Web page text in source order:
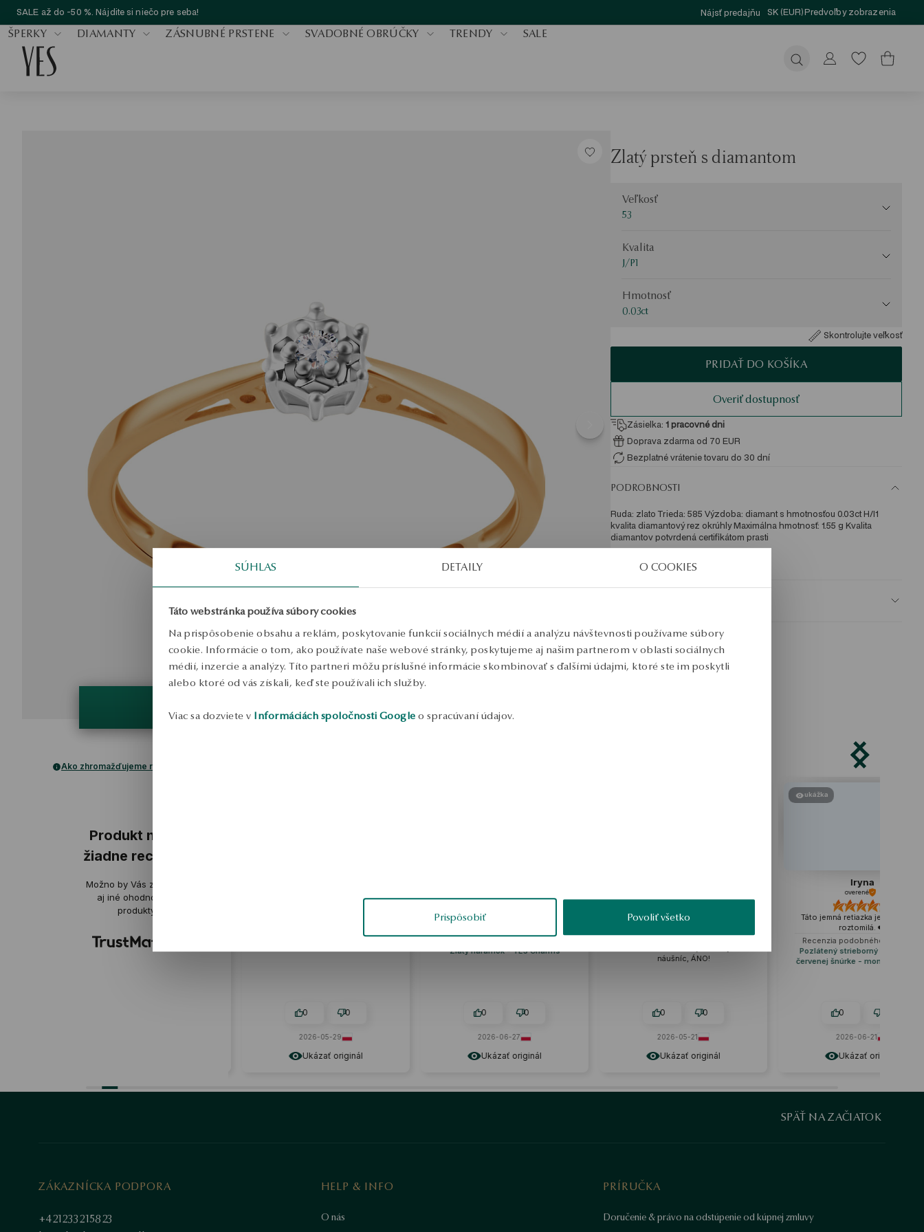
SÚHLAS DETAILY O COOKIES
Táto webstránka používa súbory cookies
Na prispôsobenie obsahu a reklám, poskytovanie funkcií sociálnych médií a analýzu návštevnosti používame súbory
cookie. Informácie o tom, ako používate naše webové stránky, poskytujeme aj našim partnerom v oblasti sociálnych
médií, inzercie a analýzy. Títo partneri môžu príslušné informácie skombinovať s ďalšími údajmi, ktoré ste im poskytli
alebo ktoré od vás získali, keď ste používali ich služby.
Viac sa dozviete v Informáciách spoločnosti Google o spracúvaní údajov.
Prispôsobiť Povoliť všetko
SALE až do -50 %. Nájdite si niečo pre seba! Nájsť predajňu SK (EUR)Predvoľby zobrazenia
ŠPERKY DIAMANTY ZÁSNUBNÉ PRSTENE SVADOBNÉ OBRÚČKY TRENDY SALE
Odoslať
Zlatý prsteň s diamantom
Veľkosť
53
Kvalita
J/P1
Hmotnosť
0.03ct
Skontrolujte veľkosť
PRIDAŤ DO KOŠÍKA
Overiť dostupnosť
Zásielka: 1 pracovné dni
Doprava zdarma od 70 EUR
Bezplatné vrátenie tovaru do 30 dní
PODROBNOSTI
Ruda: zlato Trieda: 585 Výzdoba: diamant s hmotnosťou 0.03ct H/I1
kvalita diamantový rez okrúhly Maximálna hmotnosť: 1.55 g Kvalita
diamantov potvrdená certifikátom prasti
Ako zhromažďujeme recenzie?
Produkt nemá
žiadne recenzie
Možno by Vás zaujímali
aj iné ohodnotené
produkty
Aleksander
overené
Pevné spracovanie, vynikajúce
naozaj odolný. Tvar a farba
náhrdelníka sú naozaj jedinečné,
Ukázať originál
0 0
2026-05-29
Ukázať originál
Žiadne výrobné chyby, perfektné.
Zlatý náramok - YES Charms
0 0
2026-06-27
Ukázať originál
Krásne náušnice ❤️Náušnice
nenápadne a prirodzene. Som
náušníc, ÁNO!
0 0
2026-05-21
Ukázať originál
ukážka
Iryna
overené
Táto jemná retiazka je nesmierne
roztomilá. ❤️
Recenzia podobného produktu:
Pozlátený strieborný náramok na
červenej šnúrke - monstera - Flora
0 0
2026-06-21
SPÄŤ NA ZAČIATOK
ZÁKAZNÍCKA PODPORA
+421233215823
HELP & INFO
O nás
PRÍRUČKA
Doručenie & právo na odstúpenie od kúpnej zmluvy